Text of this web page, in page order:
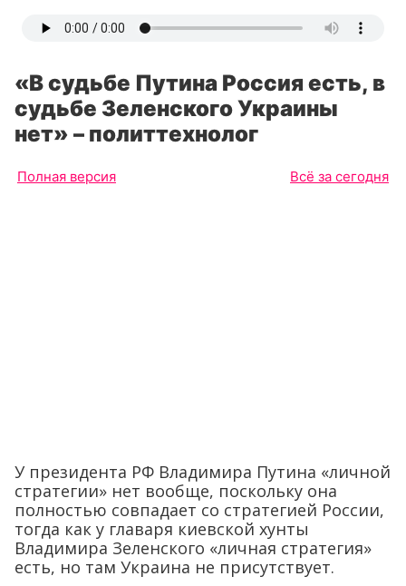
«В судьбе Путина Россия есть, в
судьбе Зеленского Украины
нет» – политтехнолог
Полная версия Всё за сегодня
У президента РФ Владимира Путина «личной
стратегии» нет вообще, поскольку она
полностью совпадает со стратегией России,
тогда как у главаря киевской хунты
Владимира Зеленского «личная стратегия»
есть, но там Украина не присутствует.